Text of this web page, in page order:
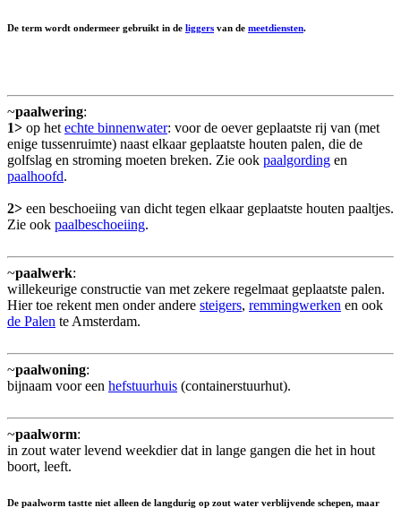
De term wordt ondermeer gebruikt in de liggers van de meetdiensten.
~paalwering:
1> op het echte binnenwater: voor de oever geplaatste rij van (met
enige tussenruimte) naast elkaar geplaatste houten palen, die de
golfslag en stroming moeten breken. Zie ook paalgording en
paalhoofd.
2> een beschoeiing van dicht tegen elkaar geplaatste houten paaltjes.
Zie ook paalbeschoeiing.
~paalwerk:
willekeurige constructie van met zekere regelmaat geplaatste palen.
Hier toe rekent men onder andere steigers, remmingwerken en ook
de Palen te Amsterdam.
~paalwoning:
bijnaam voor een hefstuurhuis (containerstuurhut).
~paalworm:
in zout water levend weekdier dat in lange gangen die het in hout
boort, leeft.
De paalworm tastte niet alleen de langdurig op zout water verblijvende schepen, maar